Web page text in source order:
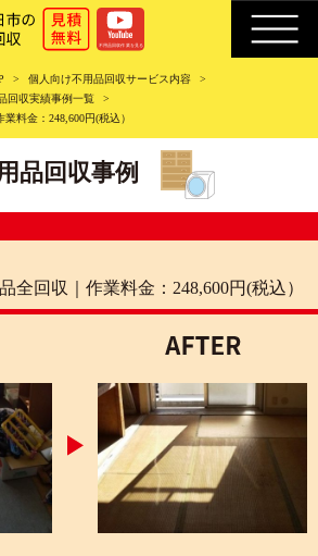
個人向け不用品回収サービス内容
回収実績事例一覧
料金：248,600円(税込）
品回収事例
全回収｜作業料金：248,600円(税込）